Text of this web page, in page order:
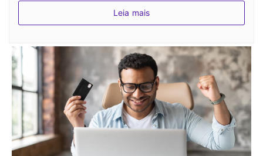
frequentemente oferece promoções.
preocupações?
Um tutor dedicado está disponível 24/7 para
qualquer pergunta relacionada ao exame após a
compra do serviço de teste da SPOTO.
Qual é a taxa de aprovação da SPOTO para os
simulados exame?
Leia mais